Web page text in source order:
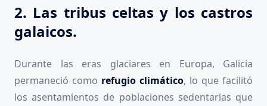
2. Las tribus celtas y los castros
galaicos.
Durante las eras glaciares en Europa, Galicia
permaneció como refugio climático, lo que facilitó
los asentamientos de poblaciones sedentarias que